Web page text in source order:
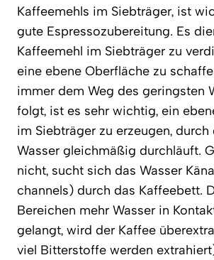
Kaffeemehls im Siebträger, ist
gute Espressozubereitung. Es
Kaffeemehl im Siebträger zu
eine ebene Oberfläche zu
immer dem Weg des geringsten
folgt, ist es sehr wichtig, ein
im Siebträger zu erzeugen, durch
Wasser gleichmäßig durchläuft.
nicht, sucht sich das Wasser
channels) durch das Kaffeebett.
Bereichen mehr Wasser in
gelangt, wird der Kaffee
viel Bitterstoffe werden